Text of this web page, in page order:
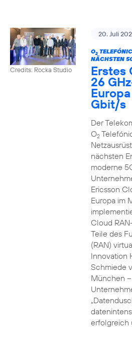
Credits: Rocka Studio
20. Juli
O2
NÄCHSTEN
Erstes
26
Gbit/s
Der
O2
nächsten
moderne
Ericsson
Europa im
Cloud
Teile des
(RAN)
Innovation
Schmiede
München
erfolgreich